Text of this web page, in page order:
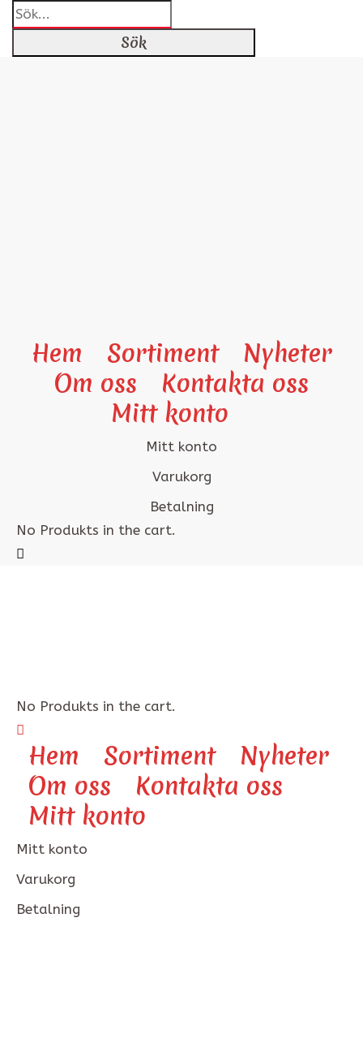
Hem Sortiment
Nyheter
Om oss
Kontakta oss
Mitt konto
Mitt konto
Varukorg
Betalning
No Produkts in the cart.
No Produkts in the cart.
Hem Sortiment
Nyheter
Om oss
Kontakta oss
Mitt konto
Mitt konto
Varukorg
Betalning